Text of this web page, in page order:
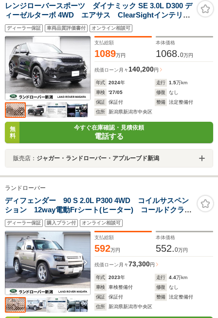
ネクト対応
レンジローバースポーツ ダイナミック SE 3.0L D300 デ
ィーゼルターボ 4WD エアサス ClearSightインテリア
ミラー Frシート(H&C) Rシート(ヒーター) ブラック
エクステリアパック 空気洗浄システム ハンドルヒー
ター ソフトドアクローズ
ディーラー保証 車両品質評価書付 オンライン相談可
支払総額
1089万円
本体価格
1068.0万円
残価ローン 月々 140,200円
年式 2024年 走行 1.5万km
車検
'27/05 修復
なし
保証
保証付 整備
法定整備付
住所
新潟県新潟市中央区
無
料
今すぐ在庫確認・見積依頼
電話する
販売店： ジャガー・ランドローバー・アプルーブド新潟
ランドローバー
ディフェンダー 90 S 2.0L P300 4WD コイルサスペン
ション 12way電動Frシート(ヒーター) コールドクライ
メートパック ハンドルヒーター 固定式サイドステッ
プ マトリックスLEDヘッドライト
ディーラー保証 購入プラン付 オンライン相談可
支払総額
592万円
本体価格
552.0万円
残価ローン 月々73,300円
年式 2023年 走行 4.4万km
車検
車検整備付 修復
なし
保証
保証付 整備
法定整備付
住所
新潟県新潟市中央区